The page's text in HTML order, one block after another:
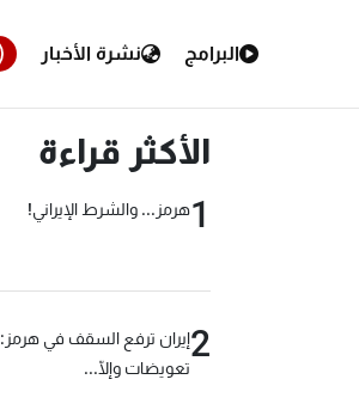
البرامج نشرة الأخبار
الأكثر قراءة
1هرمز... والشرط الإيراني!
2إيران ترفع السقف في هرمز:
تعويضات وإلّا...